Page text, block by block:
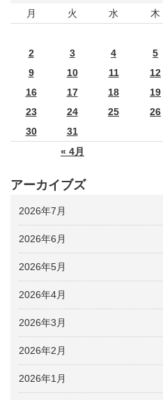
月
火 水 木
« 4月
2
3 4 5
9
10 11 12
16
17 18 19
23
24 25 26
30
31
アーカイブズ
2026年7月
2026年6月
2026年5月
2026年4月
2026年3月
2026年2月
2026年1月